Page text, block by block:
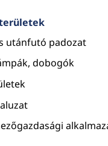
utánfutó padozat
dobogók